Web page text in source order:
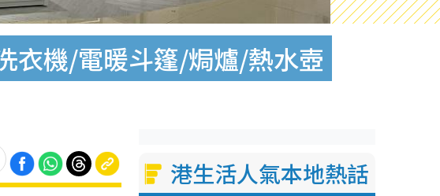
衣機/電暖斗篷/焗爐/熱水壺
港生活人氣本地熱話